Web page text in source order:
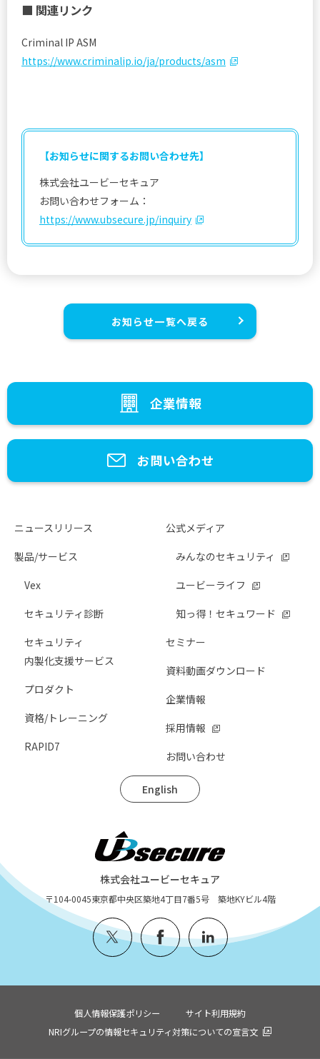
■ 関連リンク
Criminal IP ASM
https://www.criminalip.io/ja/products/asm
【お知らせに関するお問い合わせ先】
株式会社ユービーセキュア
お問い合わせフォーム：
https://www.ubsecure.jp/inquiry
お知らせ一覧へ戻る
企業情報
お問い合わせ
ニュースリリース
製品/サービス
Vex
セキュリティ診断
セキュリティ
内製化支援サービス
プロダクト
資格/トレーニング
RAPID7
公式メディア
みんなのセキュリティ
ユービーライフ
知っ得！セキュワード
セミナー
資料動画ダウンロード
企業情報
採用情報
お問い合わせ
English
株式会社ユービーセキュア
〒104-0045東京都中央区築地4丁目7番5号 築地KYビル4階
個人情報保護ポリシー
サイト利用規約
NRIグループの情報セキュリティ対策についての宣言文